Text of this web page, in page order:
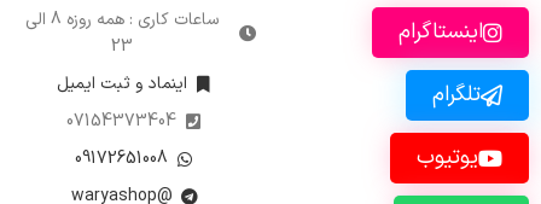
اینستاگرام
تلگرام
یوتیوب
ساعات کاری : همه روزه 8 الی
23
اینماد و ثبت ایمیل
07154373404
09172651008
@waryashop